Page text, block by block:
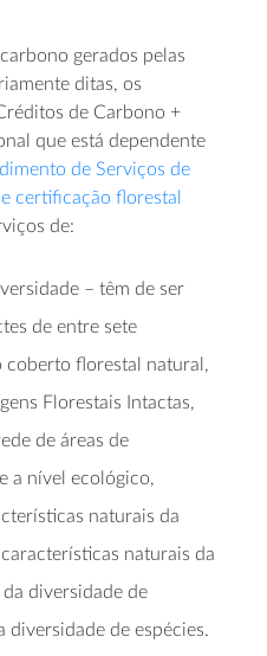
gerados pelas
ditas, os
de Carbono +
que está dependente
de Serviços de
certificação florestal
de:
– têm de ser
de entre sete
coberto florestal natural,
Florestais Intactas,
de áreas de
a nível ecológico,
naturais da
naturais da
diversidade de
diversidade de espécies.